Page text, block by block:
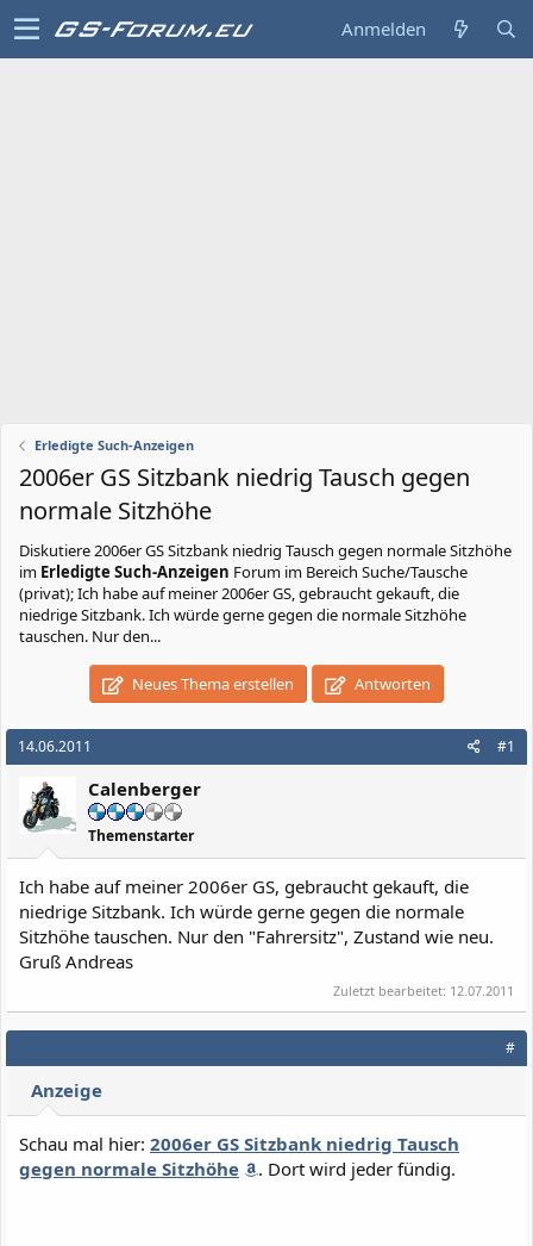
Anmelden
Erledigte Such-Anzeigen
2006er GS Sitzbank niedrig Tausch gegen
normale Sitzhöhe
Diskutiere2006er GS Sitzbank niedrig Tausch gegen normale Sitzhöhe
im Erledigte Such-Anzeigen Forum im Bereich Suche/Tausche
(privat); Ich habe auf meiner 2006er GS, gebraucht gekauft, die
niedrige Sitzbank. Ich würde gerne gegen die normale Sitzhöhe
tauschen. Nur den...
Neues Thema erstellen Antworten
14.06.2011 #1
Calenberger
Themenstarter
Ich habe auf meiner 2006er GS, gebraucht gekauft, die
niedrige Sitzbank. Ich würde gerne gegen die normale
Sitzhöhe tauschen. Nur den "Fahrersitz", Zustand wie neu.
Gruß Andreas
Zuletzt bearbeitet: 12.07.2011
#
Anzeige
Schau mal hier: 2006er GS Sitzbank niedrig Tausch
gegen normale Sitzhöhe
. Dort wird jeder fündig.